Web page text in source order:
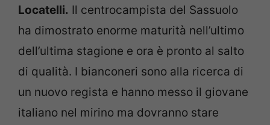
Locatelli. Il centrocampista del Sassuolo
ha dimostrato enorme maturità nell’ultimo
dell’ultima stagione e ora è pronto al salto
di qualità. I bianconeri sono alla ricerca di
un nuovo regista e hanno messo il giovane
italiano nel mirino ma dovranno stare